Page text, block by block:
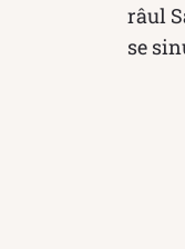
râul
se